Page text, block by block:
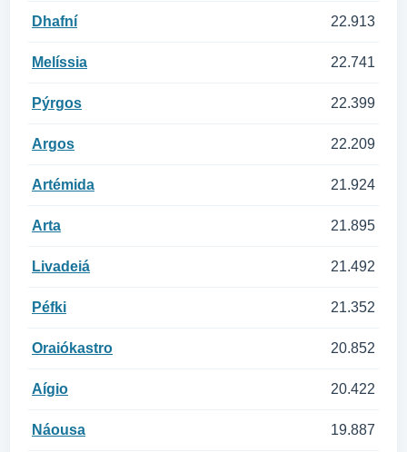
Dhafní 22.913
Melíssia 22.741
Pýrgos 22.399
Argos 22.209
Artémida 21.924
Arta 21.895
Livadeiá 21.492
Péfki 21.352
Oraiókastro 20.852
Aígio 20.422
Náousa 19.887